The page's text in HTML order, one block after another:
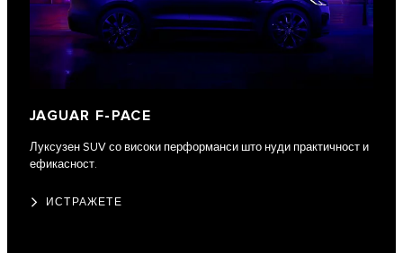
JAGUAR F-PACE
Луксузен SUV со високи перформанси што нуди практичност и
ефикасност.
ИСТРАЖЕТЕ